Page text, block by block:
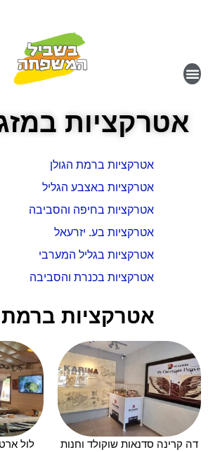
אטרקציות
אטרקציות ברמת הגולן
אטרקציות באצבע הגליל
אטרקציות בחיפה והסביבה
אטרקציות בע. יזרעאל
אטרקציות בגליל המערבי
אטרקציות בכנרת והסביבה
אטרקציות ברמת
דה קרינה סדנאות שוקולד וחנות
לול